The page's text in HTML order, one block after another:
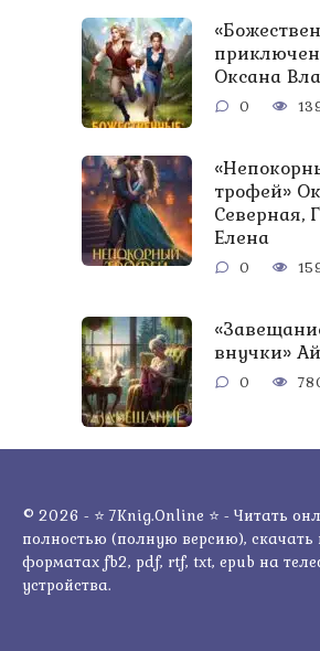
Оксана
0
трофей»
Северная,
Елена
0
внучки»
0
© 2026 - ⭐ 7Knig.Online ⭐ - Читать
полностью (полную версию), скачать
форматах fb2, pdf, rtf, txt, epub на
устройства.